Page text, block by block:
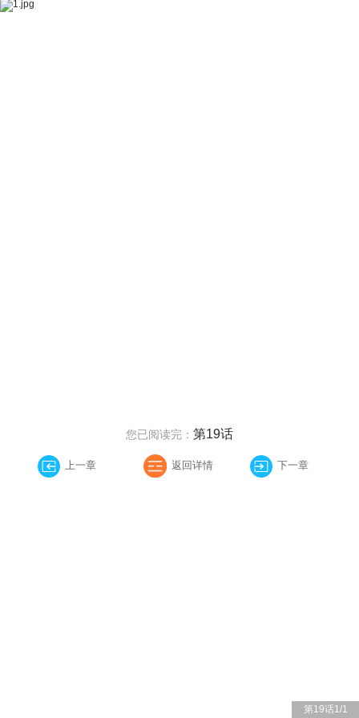
第19话1/1
您已阅读完： 第19话
上一章 返回详情 下一章